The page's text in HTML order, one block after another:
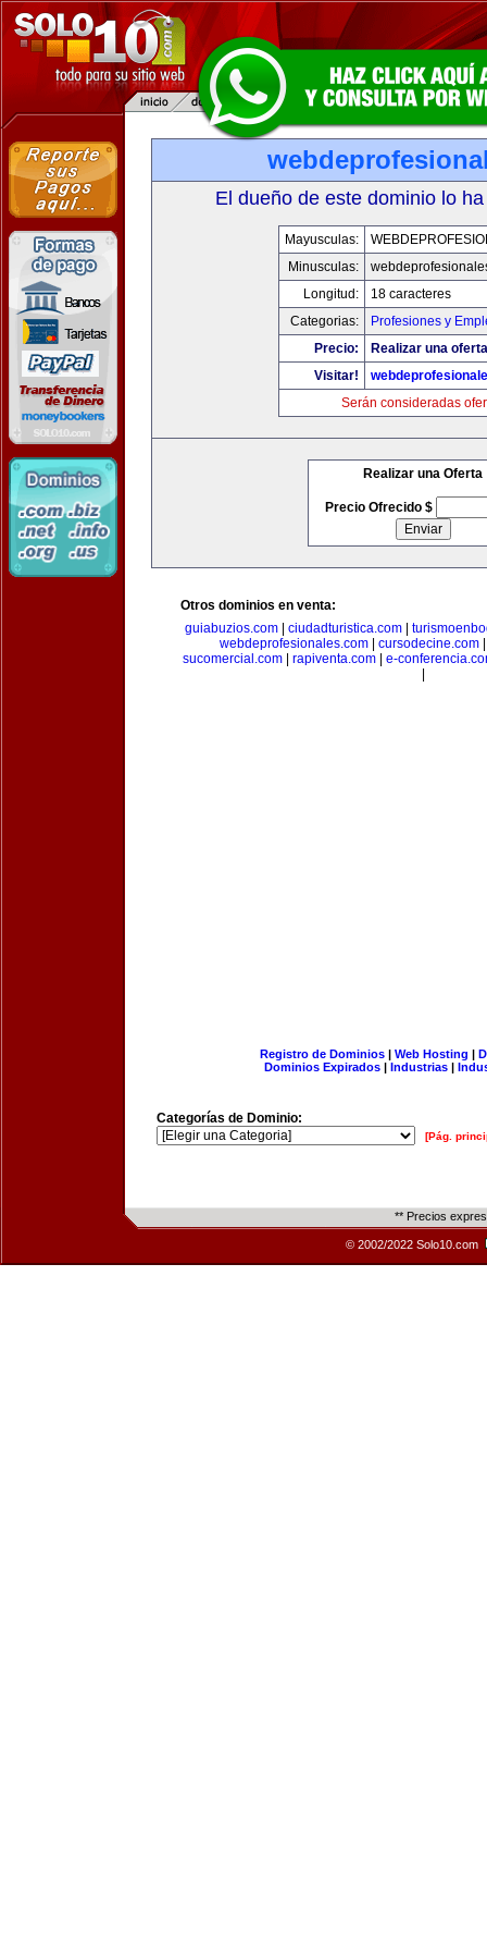
El dueño de este dominio lo
Mayusculas:
Minusculas:
Longitud:
18 caracteres
Categorias:
Profesiones y
Precio:
Realizar una
Visitar!
Serán consideradas
Realizar una Oferta
Precio Ofrecido $
Otros dominios en venta:
guiabuzios.com| ciudadturistica.com|
webdeprofesionales.com| cursodecine.com
sucomercial.com
rapiventa.com
e-
Registro de Dominios| Web Hosting |
Dominios Expirados | Industrias |
Categorías de Dominio:
[Pág.
** Precios
© 2002/2022 Solo10.com